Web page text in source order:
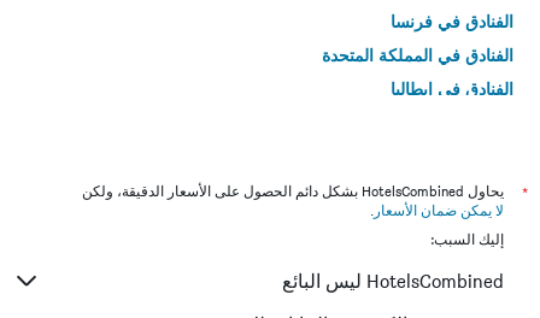
الفنادق في فرنسا
الفنادق في المملكة المتحدة
الفنادق في إيطاليا
*
يحاول HotelsCombined بشكل دائم الحصول على الأسعار الدقيقة، ولكن
لا يمكن ضمان الأسعار .
إليك السبب:
HotelsCombined ليس البائع